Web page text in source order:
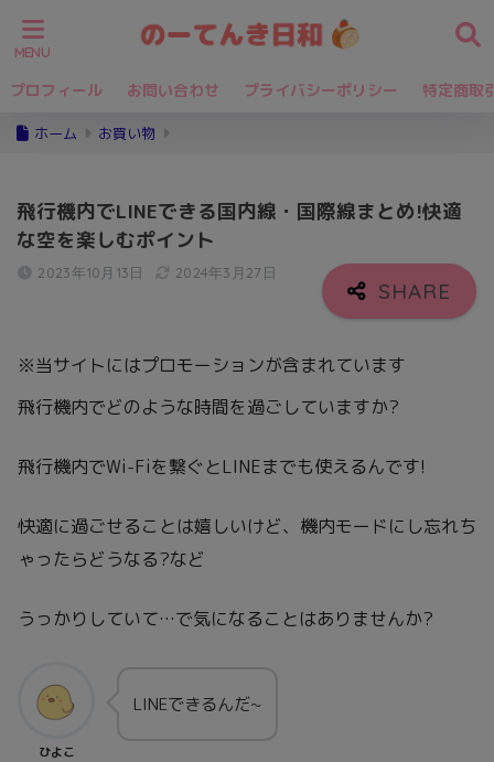
プロフィール お問い合わせ プライバシーポリシー 特定商取
ホーム お買い物
飛行機内でLINEできる国内線・国際線まとめ!快適
な空を楽しむポイント
2023年10月13日 2024年3月27日
※当サイトにはプロモーションが含まれています
飛行機内でどのような時間を過ごしていますか?
飛行機内でWi-Fiを繋ぐとLINEまでも使えるんです!
快適に過ごせることは嬉しいけど、機内モードにし忘れち
ゃったらどうなる?など
うっかりしていて…で気になることはありませんか?
ひよこ
LINEできるんだ~